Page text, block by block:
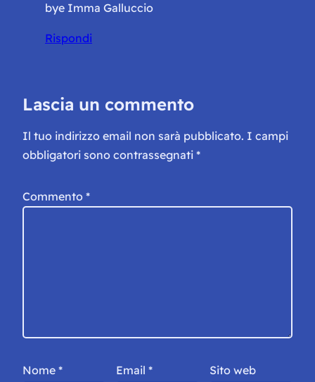
bye Imma Galluccio
Rispondi
Lascia un commento
Il tuo indirizzo email non sarà pubblicato. I campi
obbligatori sono contrassegnati *
Commento *
Nome * Email * Sito web